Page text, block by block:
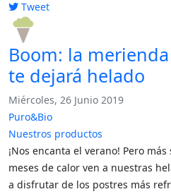
Tweet
pinterest
Boom: la
te dejará helado
Miércoles, 26 Junio 2019
Puro&Bio
Nuestros productos
¡Nos encanta el verano! Pero
meses de calor ven a nuestras
a disfrutar de los postres más